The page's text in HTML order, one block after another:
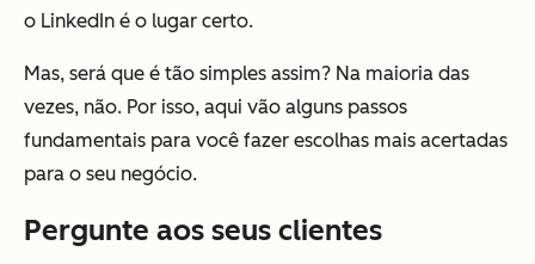
o LinkedIn é o lugar certo.
Mas, será que é tão simples assim? Na maioria das
vezes, não. Por isso, aqui vão alguns passos
fundamentais para você fazer escolhas mais acertadas
para o seu negócio.
Pergunte aos seus clientes